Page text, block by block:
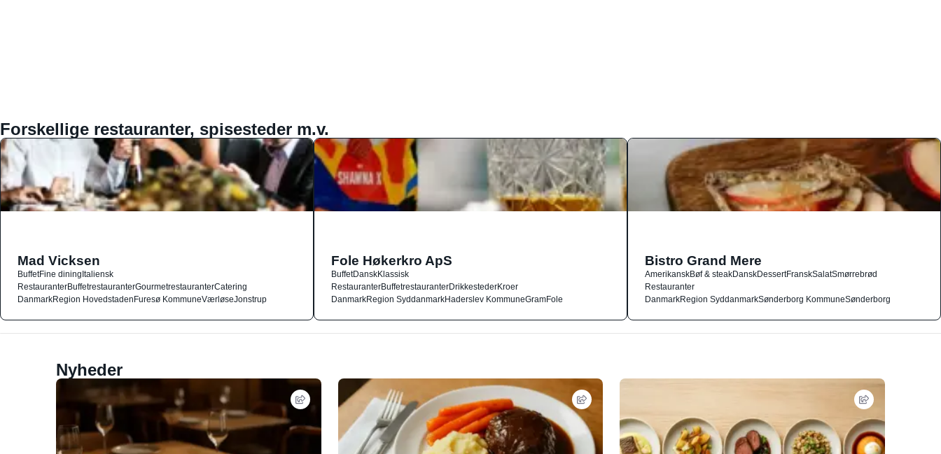
Forskellige restauranter, spisesteder m.v.
Mad Vicksen
BuffetFine diningItaliensk
RestauranterBuffetrestauranterGourmetrestauranterCatering
DanmarkRegion HovedstadenFuresø KommuneVærløseJonstrup
Fole Høkerkro ApS
BuffetDanskKlassisk
RestauranterBuffetrestauranterDrikkestederKroer
DanmarkRegion SyddanmarkHaderslev KommuneGramFole
Bistro Grand Mere
AmerikanskBøf & steakDanskDessertFranskSalatSmørrebrød
Restauranter
DanmarkRegion SyddanmarkSønderborg KommuneSønderborg
Nyheder